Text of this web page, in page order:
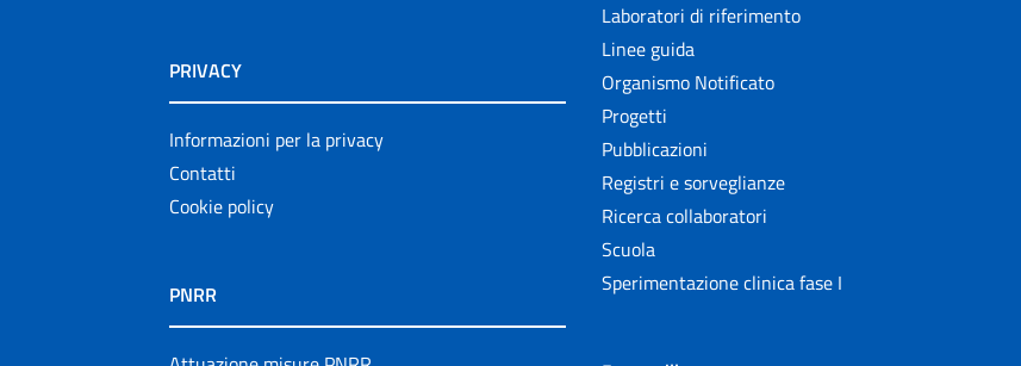
PRIVACY
Informazioni per la privacy
Contatti
Cookie policy
PNRR
Laboratori di riferimento
Linee guida
Organismo Notificato
Progetti
Pubblicazioni
Registri e sorveglianze
Ricerca collaboratori
Scuola
Sperimentazione clinica fase I